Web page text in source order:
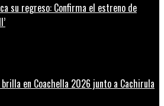
su regreso: Confirma el estreno de
en Coachella 2026 junto a Cachirula